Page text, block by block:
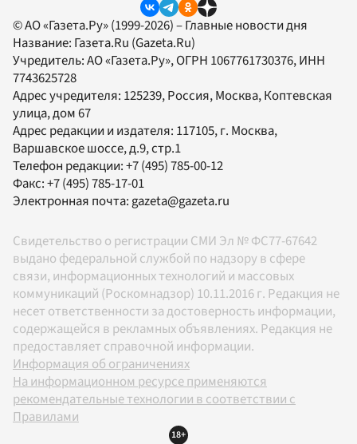
© АО «Газета.Ру» (1999-2026) – Главные новости дня
Название: Газета.Ru (Gazeta.Ru)
Учредитель:АО «Газета.Ру», ОГРН 1067761730376, ИНН
7743625728
Адрес учредителя: 125239, Россия, Москва, Коптевская
улица, дом 67
Адрес редакции и издателя: 117105, г. Москва,
Варшавское шоссе, д.9, стр.1
Телефон редакции:+7 (495) 785-00-12
Факс:+7 (495) 785-17-01
Электронная почта: gazeta@gazeta.ru
Свидетельство о регистрации СМИ Эл № ФС77-67642
выдано федеральной службой по надзору в сфере
связи, информационных технологий и массовых
коммуникаций (Роскомнадзор) 10.11.2016 г. Редакция не
несет ответственности за достоверность информации,
содержащейся в рекламных объявлениях. Редакция не
предоставляет справочной информации.
Информация об ограничениях
На информационном ресурсе применяются
рекомендательные технологии в соответствии с
Правилами
18+